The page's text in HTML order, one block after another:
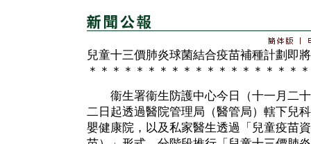
兒童十三價肺炎球菌結合疫苗補種計劃即
＊＊＊＊＊＊＊＊＊＊＊＊＊＊＊＊＊＊
衞生署衞生防護中心今日（十一月二十
二日起透過醫院管理局（醫管局）轄下兒
嬰健康院，以及私家醫生透過「兒童疫苗